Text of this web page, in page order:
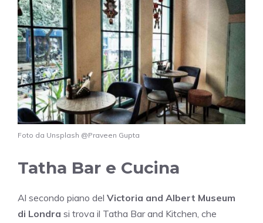
Foto da Unsplash @Praveen Gupta
Tatha Bar e Cucina
Al secondo piano del Victoria and Albert Museum
di Londra si trova il Tatha Bar and Kitchen, che